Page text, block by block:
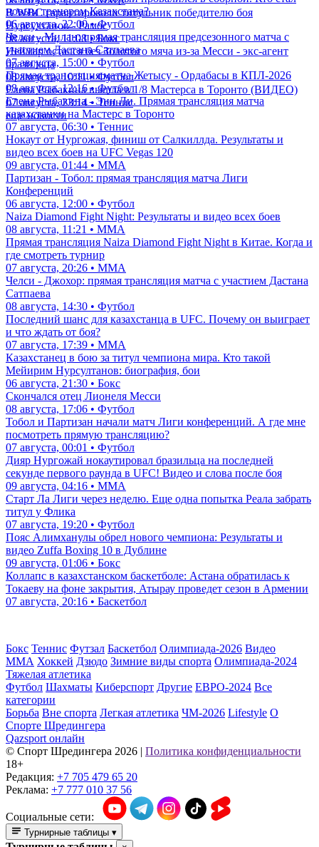
В WBC гарантировали титульник победителю боя
Нурсултанов - Рамос
08 августа, 11:08 • Бокс
Неймар остался без Золотого мяча из-за Месси - экс-агент
бразильца
08 августа, 10:11 • Футбол
Елена Рыбакина вышла в 1/8 Мастерса в Торонто (ВИДЕО)
07 августа, 23:14 • Теннис
еще новости
новым тренером Казахстана?
06 августа, 22:00 • Футбол
Челси - Милан: прямая трансляция предсезонного матча с
участием Дастана Сатпаева
07 августа, 15:00 • Футбол
Прямая трансляция матча Жетысу - Ордабасы в КПЛ-2026
08 августа, 12:16 • Футбол
Елена Рыбакина - Энн Ли. Прямая трансляция матча
казахстанки на Мастерс в Торонто
07 августа, 06:30 • Теннис
Нокаут от Нургожая, финиш от Салкиллда. Результаты и
видео всех боев на UFC Vegas 120
09 августа, 01:44 • ММА
Партизан - Тобол: прямая трансляция матча Лиги
Конференций
06 августа, 12:00 • Футбол
Naiza Diamond Fight Night: Результаты и видео всех боев
08 августа, 11:21 • ММА
Прямая трансляция Naiza Diamond Fight Night в Китае. Когда и
где смотреть турнир
07 августа, 20:26 • ММА
Челси - Джохор: прямая трансляция матча с участием Дастана
Сатпаева
08 августа, 14:30 • Футбол
Последний шанс для казахстанца в UFC. Почему он выиграет
и что ждать от боя?
07 августа, 17:39 • ММА
Казахстанец в бою за титул чемпиона мира. Кто такой
Мейирим Нурсултанов: биография, бои
06 августа, 21:30 • Бокс
Скончался отец Лионеля Месси
08 августа, 17:06 • Футбол
Тобол и Партизан начали матч Лиги конференций. А где мне
посмотреть прямую трансляцию?
07 августа, 00:01 • Футбол
Дияр Нургожай нокаутировал бразильца на последней
секунде первого раунда в UFC! Видео и слова после боя
09 августа, 04:16 • ММА
Старт Ла Лиги через неделю. Еще одна попытка Реала забрать
титул у Флика
07 августа, 19:20 • Футбол
Пояс Алимханулы обрел нового чемпиона: Результаты и
видео Zuffa Boxing 10 в Дублине
09 августа, 01:06 • Бокс
Коллапс в казахстанском баскетболе: Астана обратилась к
Токаеву на фоне закрытия, Атырау проведет сезон в Армении
07 августа, 20:16 • Баскетбол
Бокс Теннис Футзал Баскетбол Олимпиада-2026 Видео
ММА Хоккей Дзюдо Зимние виды спорта Олимпиада-2024
Тяжелая атлетика
Футбол Шахматы Киберспорт Другие ЕВРО-2024 Все
категории
Борьба Вне спорта Легкая атлетика ЧМ-2026 Lifestyle О
Спорте Шредингера
Qazsport онлайн
© Cпорт Шредингера 2026
Политика конфиденциальности
18+
Редакция: +7 705 479 65 20
Реклама: +7 777 010 37 56
Социальные сети:
Турнирные таблицы ▾